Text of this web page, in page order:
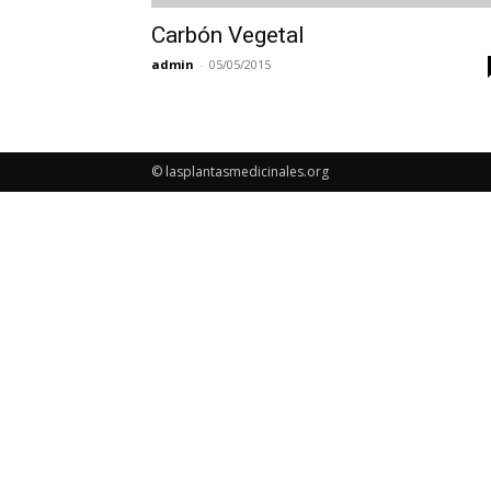
Carbón Vegetal
admin - 05/05/2015
© lasplantasmedicinales.org